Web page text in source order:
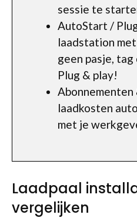
sessie te
AutoStart /
laadstation
geen pasje,
Plug & play!
Abonnementen
laadkosten
met je
Laadpaal
vergelijken